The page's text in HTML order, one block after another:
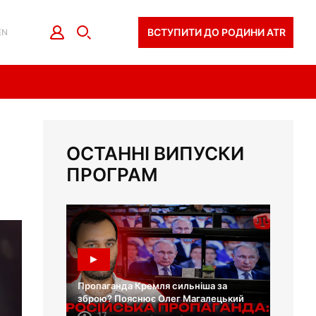
ВСТУПИТИ ДО РОДИНИ ATR
ОСТАННІ ВИПУСКИ
ПРОГРАМ
Пропаганда Кремля сильніша за
зброю? Пояснює Олег Магалецький